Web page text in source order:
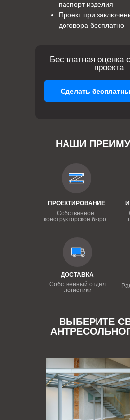
паспорт изделия
Проект при
договора бесплатно
НАШИ
ПРОЕКТИРОВАНИЕ
Собственное
конструкторское бюро
ДОСТАВКА
Собственный отдел
логистики
Бесплатная оценка
проекта
Сделать
ВЫБЕРИТЕ